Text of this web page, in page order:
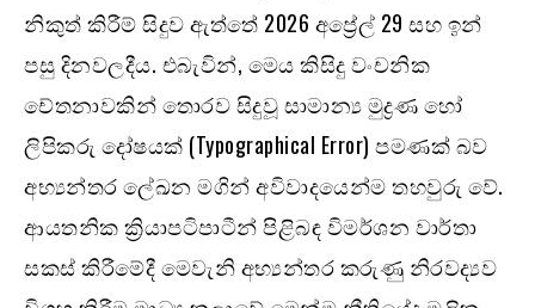
නිකුත් කිරීම් සිදුව ඇත්තේ 2026 අප්‍රේල් 29 සහ ඉන්
පසු දිනවලදීය. එබැවින්, මෙය කිසිදු වංචනික
චේතනාවකින් තොරව සිදුවූ සාමාන්‍ය මුද්‍රණ හෝ
ලිපිකරු දෝෂයක් (Typographical Error) පමණක් බව
අභ්‍යන්තර ලේඛන මගින් අවිවාදයෙන්ම තහවුරු වේ.
ආයතනික ක්‍රියාපටිපාටීන් පිළිබඳ විමර්ශන වාර්තා
සකස් කිරීමේදී මෙවැනි අභ්‍යන්තර කරුණු නිරවද්‍යව